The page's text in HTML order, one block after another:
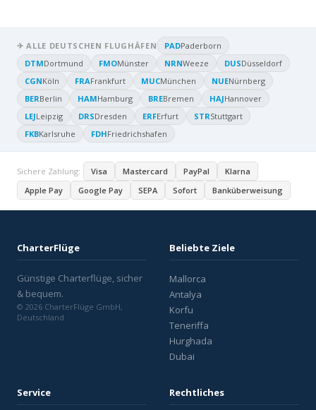
✈ ALLE DEUTSCHEN FLUGHÄFEN PADPaderborn
DTMDortmund FMOMünster NRNWeeze DUSDüsseldorf
CGNKöln FRAFrankfurt MUCMünchen NUENürnberg
BERBerlin HAMHamburg BREBremen HAJHannover
LEJLeipzig DRSDresden ERFErfurt STRStuttgart
FKBKarlsruhe FDHFriedrichshafen
Sichere Zahlung: Visa Mastercard PayPal
Klarna
Apple Pay
Google Pay SEPA Sofort Banküberweisung
CharterFlüge
Günstige Charterflüge, sicher
& bequem.
© 2026 CharterFlüge GmbH,
Deutschland
Beliebte Ziele
Mallorca
Antalya
Korfu
Teneriffa
Hurghada
Dubai
Service Rechtliches